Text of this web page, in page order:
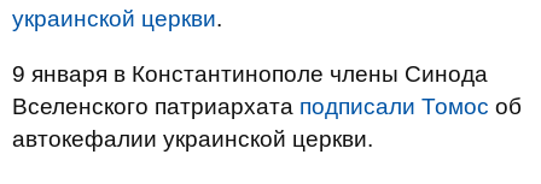
украинской церкви.
9 января в Константинополе члены Синода
Вселенского патриархата подписали Томос об
автокефалии украинской церкви.